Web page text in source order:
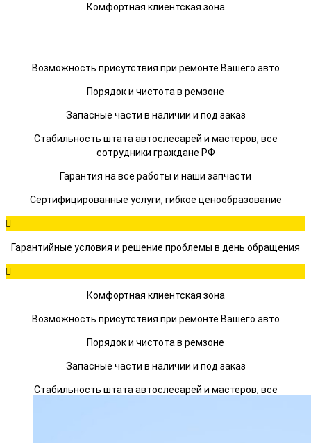
Комфортная клиентская зона
Возможность присутствия при ремонте Вашего авто
Порядок и чистота в ремзоне
Запасные части в наличии и под заказ
Стабильность штата автослесарей и мастеров, все
сотрудники граждане РФ
Гарантия на все работы и наши запчасти
Сертифицированные услуги, гибкое ценообразование
Гарантийные условия и решение проблемы в день обращения
Комфортная клиентская зона
Возможность присутствия при ремонте Вашего авто
Порядок и чистота в ремзоне
Запасные части в наличии и под заказ
Стабильность штата автослесарей и мастеров, все